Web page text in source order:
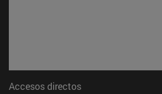
Accesos directos